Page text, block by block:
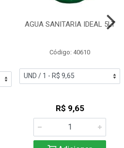
AGUA SANITARIA IDEAL 5LT
Código: 40610
R$ 9,65